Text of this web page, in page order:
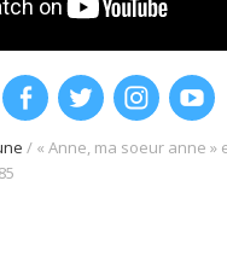
/ « Anne, ma soeur anne »